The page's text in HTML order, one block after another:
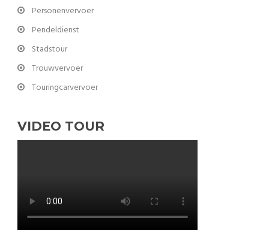
Personenvervoer
Pendeldienst
Stadstour
Trouwvervoer
Touringcarvervoer
VIDEO TOUR